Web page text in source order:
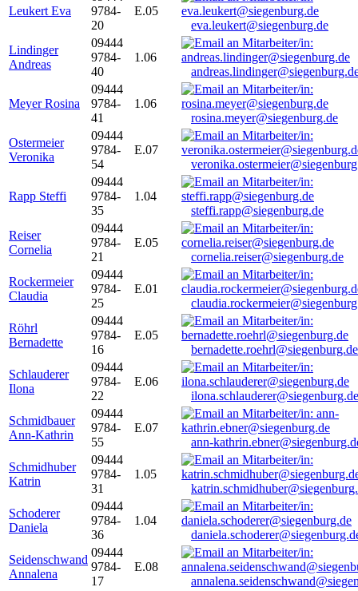
Leukert Eva
9784-
20
E.05
eva.leukert@siegenburg.de
Lindinger
Andreas
09444
9784-
40
1.06
Meyer Rosina
09444
9784-
41
1.06
rosina.meyer@siegenburg.de
Ostermeier
Veronika
09444
9784-
54
E.07
Rapp Steffi
09444
9784-
35
1.04
steffi.rapp@siegenburg.de
Reiser
Cornelia
09444
9784-
21
E.05
cornelia.reiser@siegenburg.de
Rockermeier
Claudia
09444
9784-
25
E.01
Röhrl
Bernadette
09444
9784-
16
E.05
bernadette.roehrl@siegenburg.de
Schlauderer
Ilona
09444
9784-
22
E.06
ilona.schlauderer@siegenburg.de
Schmidbauer
Ann-Kathrin
09444
9784-
55
E.07
ann-
Schmidhuber
Katrin
09444
9784-
31
1.05
Schoderer
Daniela
09444
9784-
36
1.04
Seidenschwand
Annalena
09444
9784-
17
E.08